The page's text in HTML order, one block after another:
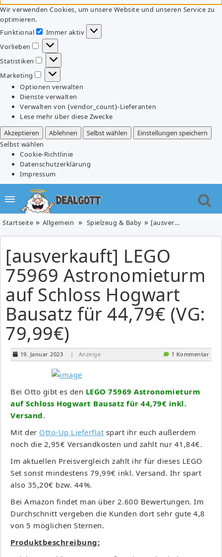
Wir verwenden Cookies, um unsere Website und unseren Service zu
optimieren.
Funktional
Funktional
Immer aktiv
Vorlieben
Vorlieben
Statistiken
Statistiken
Marketing
Marketing
Optionen verwalten
Dienste verwalten
Verwalten von {vendor_count}-Lieferanten
Lese mehr über diese Zwecke
Akzeptieren
Ablehnen Selbst wählen
Einstellungen speichern
Selbst wählen
Cookie-Richtlinie
Datenschutzerklärung
Impressum
Startseite Allgemein Spielzeug & Baby [ausverkauft] LEGO 75969 Astronomieturm auf Schloss Hogwart Bausatz für 44,79€ (VG: 79,99€)
[ausverkauft] LEGO
75969 Astronomieturm
auf Schloss Hogwart
Bausatz für 44,79€ (VG:
79,99€)
19. Januar 2023 | Anzeige 1 Kommentar
Bei Otto gibt es den LEGO 75969 Astronomieturm
auf Schloss Hogwart Bausatz für 44,79€ inkl.
Versand.
Mit der Otto-Up Lieferflat spart ihr euch außerdem
noch die 2,95€ Versandkosten und zahlt nur 41,84€.
Im aktuellen Preisvergleich zahlt ihr für dieses LEGO
Set sonst mindestens 79,99€ inkl. Versand. Ihr spart
also 35,20€ bzw. 44%.
Bei Amazon findet man über 2.600 Bewertungen. Im
Durchschnitt vergeben die Kunden dort sehr gute 4,8
von 5 möglichen Sternen.
Produktbeschreibung: